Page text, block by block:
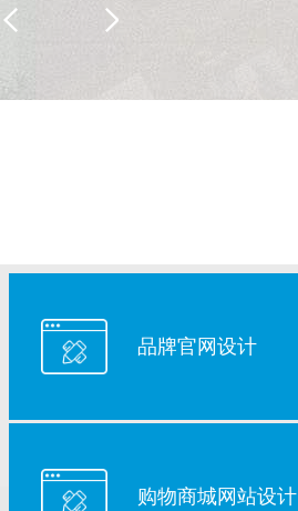
品牌官网设计
购物商城网站设计